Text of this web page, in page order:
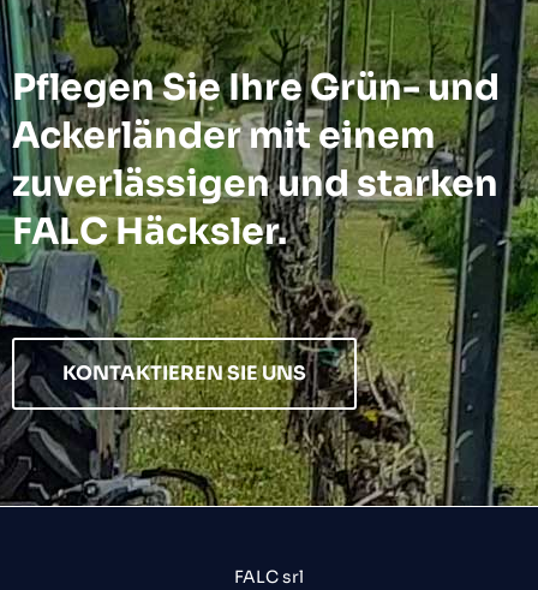
Pflegen Sie Ihre Grün- und
Ackerländer mit einem
zuverlässigen und starken
FALC Häcksler.
KONTAKTIEREN SIE UNS
FALC srl